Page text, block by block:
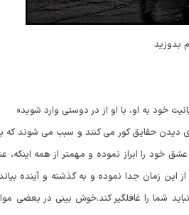
بدوزید
خود به او، با او از در دوستی وارد شوید«
دیدن حقایق کور می کنند و سبب می شوند که
خود را ابراز نموده و مهمتر از همه اینکه،
زمان جدا نموده و به گذشته و آینده
شما را غافلگیر کند.خوش بینی در بعضی